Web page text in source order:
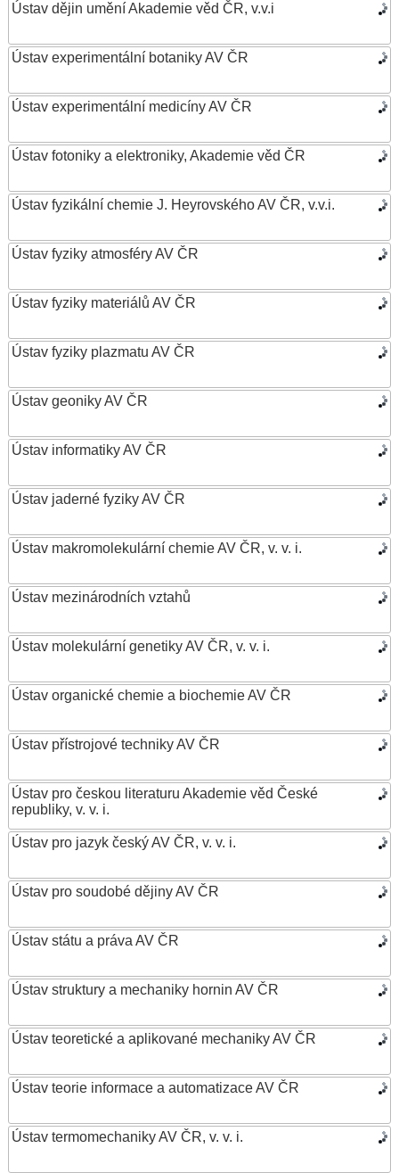
Ústav dějin umění Akademie věd ČR, v.v.i
Ústav experimentální botaniky AV ČR
Ústav experimentální medicíny AV ČR
Ústav fotoniky a elektroniky, Akademie věd ČR
Ústav fyzikální chemie J. Heyrovského AV ČR, v.v.i.
Ústav fyziky atmosféry AV ČR
Ústav fyziky materiálů AV ČR
Ústav fyziky plazmatu AV ČR
Ústav geoniky AV ČR
Ústav informatiky AV ČR
Ústav jaderné fyziky AV ČR
Ústav makromolekulární chemie AV ČR, v. v. i.
Ústav mezinárodních vztahů
Ústav molekulární genetiky AV ČR, v. v. i.
Ústav organické chemie a biochemie AV ČR
Ústav přístrojové techniky AV ČR
Ústav pro českou literaturu Akademie věd České
republiky, v. v. i.
Ústav pro jazyk český AV ČR, v. v. i.
Ústav pro soudobé dějiny AV ČR
Ústav státu a práva AV ČR
Ústav struktury a mechaniky hornin AV ČR
Ústav teoretické a aplikované mechaniky AV ČR
Ústav teorie informace a automatizace AV ČR
Ústav termomechaniky AV ČR, v. v. i.